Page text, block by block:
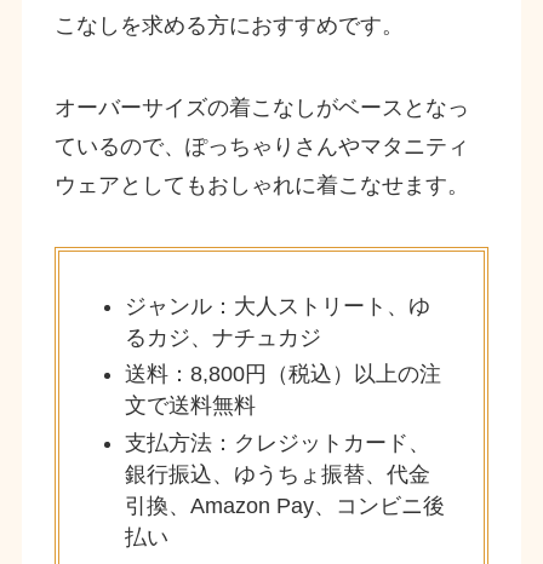
こなしを求める方におすすめです。
オーバーサイズの着こなしがベースとなっ
ているので、ぽっちゃりさんやマタニティ
ウェアとしてもおしゃれに着こなせます。
ジャンル：大人ストリート、ゆ
るカジ、ナチュカジ
送料：8,800円（税込）以上の注
文で送料無料
支払方法：クレジットカード、
銀行振込、ゆうちょ振替、代金
引換、Amazon Pay、コンビニ後
払い